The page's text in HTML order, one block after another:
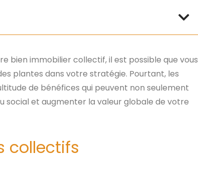
bien immobilier collectif, il est possible que vous
plantes dans votre stratégie. Pourtant, les
de bénéfices qui peuvent non seulement
social et augmenter la valeur globale de votre
collectifs